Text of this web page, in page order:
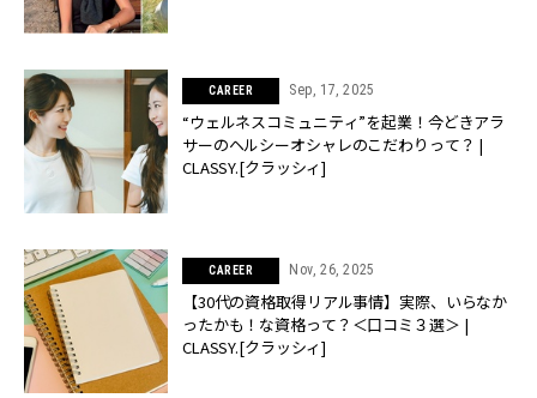
CAREER Sep, 17, 2025
“ウェルネスコミュニティ”を起業！今どきアラ
サーのヘルシーオシャレのこだわりって？ |
CLASSY.[クラッシィ]
CAREER Nov, 26, 2025
【30代の資格取得リアル事情】実際、いらなか
ったかも！な資格って？＜口コミ３選＞ |
CLASSY.[クラッシィ]